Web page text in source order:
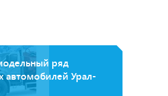
ряд
автомобилей Урал-